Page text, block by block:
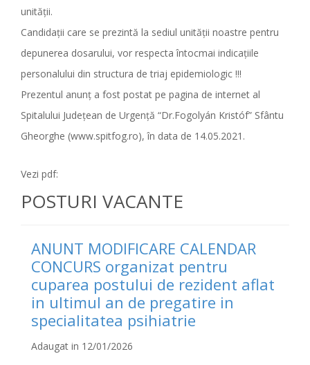
unităţii.
Candidații care se prezintă la sediul unității noastre pentru
depunerea dosarului, vor respecta întocmai indicațiile
personalului din structura de triaj epidemiologic !!!
Prezentul anunţ a fost postat pe pagina de internet al
Spitalului Judeţean de Urgenţă “Dr.Fogolyán Kristóf” Sfântu
Gheorghe (www.spitfog.ro), în data de 14.05.2021.
Vezi pdf:
POSTURI VACANTE
ANUNT MODIFICARE CALENDAR
CONCURS organizat pentru
cuparea postului de rezident aflat
in ultimul an de pregatire in
specialitatea psihiatrie
Adaugat in 12/01/2026